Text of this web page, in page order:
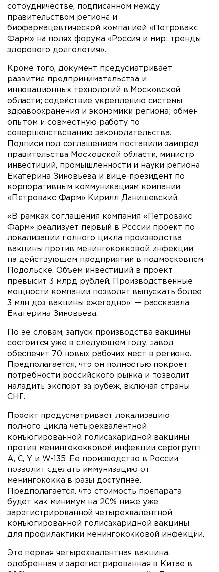
сотрудничестве, подписанном между
правительством региона и
биофармацевтической компанией «Петровакс
Фарм» на полях форума «Россия и мир: тренды
здорового долголетия».
Кроме того, документ предусматривает
развитие предпринимательства и
инновационных технологий в Московской
области; содействие укреплению системы
здравоохранения и экономики региона; обмен
опытом и совместную работу по
совершенствованию законодательства.
Подписи под соглашением поставили зампред
правительства Московской области, министр
инвестиций, промышленности и науки региона
Екатерина Зиновьева и вице-президент по
корпоративным коммуникациям компании
«Петровакс Фарм» Кирилл Данишевский.
«В рамках соглашения компания «Петровакс
Фарм» реализует первый в России проект по
локализации полного цикла производства
вакцины против менингококковой инфекции
на действующем предприятии в подмосковном
Подольске. Объем инвестиций в проект
превысит 3 млрд рублей. Производственные
мощности компании позволят выпускать более
3 млн доз вакцины ежегодно», — рассказала
Екатерина Зиновьева.
По ее словам, запуск производства вакцины
состоится уже в следующем году, завод
обеспечит 70 новых рабочих мест в регионе.
Предполагается, что он полностью покроет
потребности российского рынка и позволит
наладить экспорт за рубеж, включая страны
СНГ.
Проект предусматривает локализацию
полного цикла четырехвалентной
конъюгированной полисахаридной вакцины
против менингококковой инфекции серогрупп
A, C, Y и W-135. Ее производство в России
позволит сделать иммунизацию от
менингококка в разы доступнее.
Предполагается, что стоимость препарата
будет как минимум на 20% ниже уже
зарегистрированной четырехвалентной
конъюгированной полисахаридной вакцины
для профилактики менингококковой инфекции.
Это первая четырехвалентная вакцина,
одобренная и зарегистрированная в Китае в